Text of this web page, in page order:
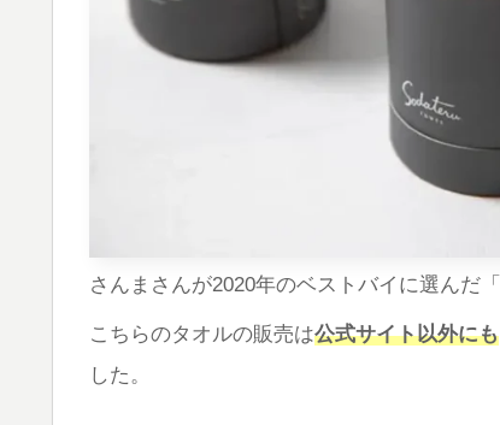
さんまさんが2020年のベストバイに選んだ「
こちらのタオルの販売は公式サイト以外にも
した。